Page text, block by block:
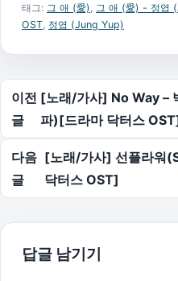
태그: 그 애 (愛) 그 애 (愛) - 정엽
OST 정엽 (Jung Yup)
글 탐색
이전
글
[노래/가사] No Way –
파)[드라마 닥터스
다음
글
[노래/가사] 선플라워
닥터스 OST]
답글 남기기